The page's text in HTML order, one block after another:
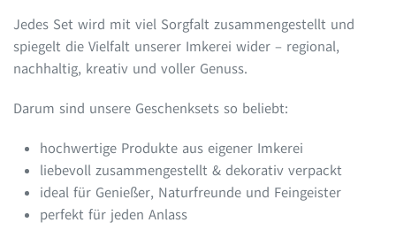
Jedes Set wird mit viel Sorgfalt zusammengestellt und
spiegelt die Vielfalt unserer Imkerei wider – regional,
nachhaltig, kreativ und voller Genuss.
Darum sind unsere Geschenksets so beliebt:
hochwertige Produkte aus eigener Imkerei
liebevoll zusammengestellt & dekorativ verpackt
ideal für Genießer, Naturfreunde und Feingeister
perfekt für jeden Anlass